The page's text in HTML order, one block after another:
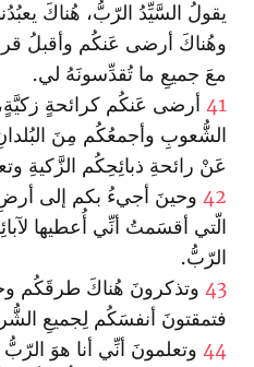
يقولُ السَّيِّدُ الرّبُّ، هُناكَ
وهُناكَ أرضى عَنكُم وأقبلُ
معَ جميعِ ما تُقدِّسونَهُ لي.
41 أرضى عَنكُم كرائحةٍ
الشُّعوبِ وأجمعُكُم مِنَ
عَنْ رائحةِ ذبائِحِكُم الزَّكيةِ
42 وحينَ أجيءُ بكم إلى
الّتي أقسَمتُ أنِّي أُعطيها
الرّبُّ.
43 وتذكرونَ هُناكَ طرقَكُم
فتمقتونَ أنفسَكُم لِجميعِ
44 وتعلمونَ أنِّي أنا هوَ